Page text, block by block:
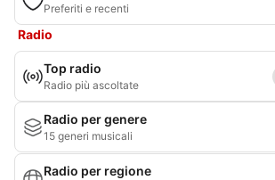
Preferiti e recenti
Radio
Top radio
Radio più ascoltate
Radio per genere
15 generi musicali
Radio per regione